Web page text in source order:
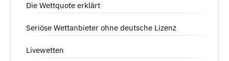
Die Wettquote erklärt
Seriöse Wettanbieter ohne deutsche Lizenz
Livewetten